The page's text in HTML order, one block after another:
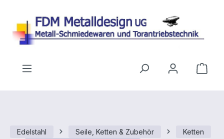
Edelstahl Seile, Ketten & Zubehör
Ketten